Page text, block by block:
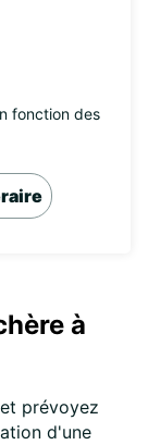
fonction des
à
prévoyez
d'une